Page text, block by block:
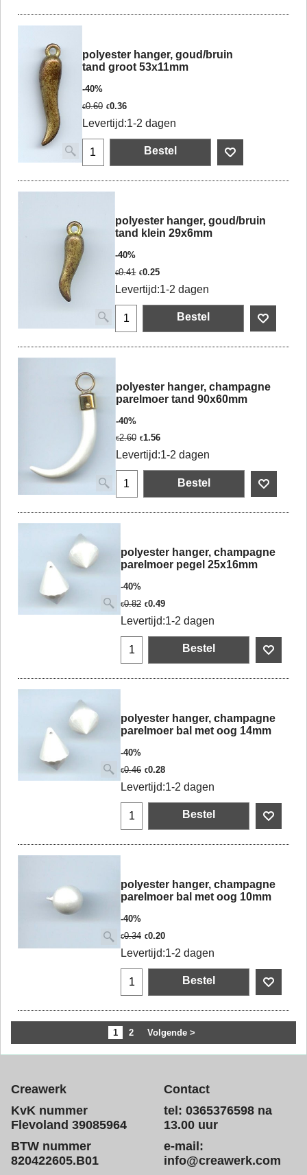
polyester hanger, goud/bruin
tand groot 53x11mm
-40%
€0.60 €0.36
Levertijd:1-2 dagen
Bestel
polyester hanger, goud/bruin
tand klein 29x6mm
-40%
€0.41 €0.25
Levertijd:1-2 dagen
Bestel
polyester hanger, champagne
parelmoer tand 90x60mm
-40%
€2.60 €1.56
Levertijd:1-2 dagen
Bestel
polyester hanger, champagne
parelmoer pegel 25x16mm
-40%
€0.82 €0.49
Levertijd:1-2 dagen
Bestel
polyester hanger, champagne
parelmoer bal met oog 14mm
-40%
€0.46 €0.28
Levertijd:1-2 dagen
Bestel
polyester hanger, champagne
parelmoer bal met oog 10mm
-40%
€0.34 €0.20
Levertijd:1-2 dagen
Bestel
1 2 Volgende >
Creawerk
KvK nummer
Flevoland 39085964
BTW nummer
820422605.B01
Contact
tel: 0365376598 na
13.00 uur
e-mail:
info@creawerk.com